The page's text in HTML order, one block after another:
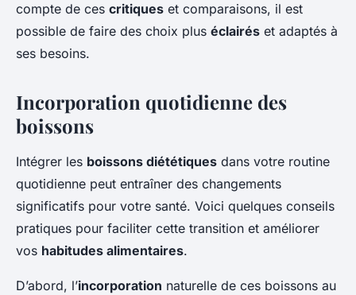
compte de ces critiques et comparaisons, il est
possible de faire des choix plus éclairés et adaptés à
ses besoins.
Incorporation quotidienne des
boissons
Intégrer les boissons diététiques dans votre routine
quotidienne peut entraîner des changements
significatifs pour votre santé. Voici quelques conseils
pratiques pour faciliter cette transition et améliorer
vos habitudes alimentaires.
D’abord, l’incorporation naturelle de ces boissons au